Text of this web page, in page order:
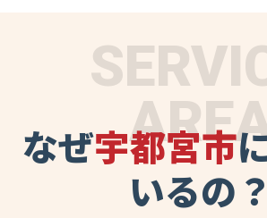
なぜ宇都宮市
いるの？